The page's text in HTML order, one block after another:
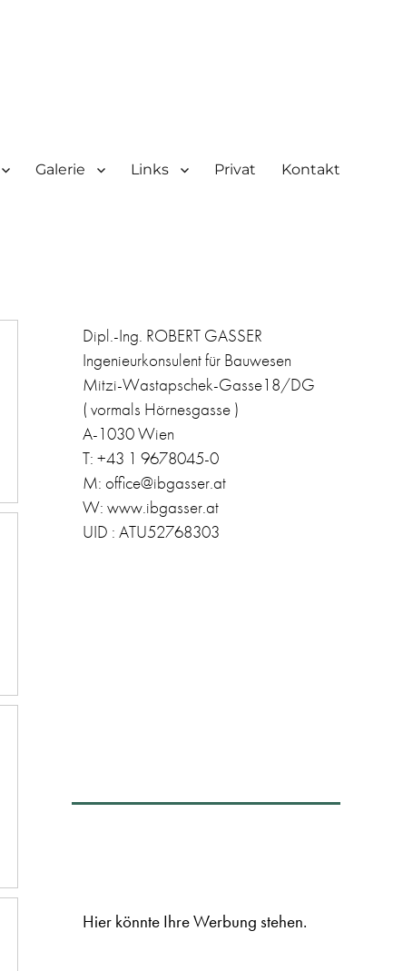
Galerie Links Privat Kontakt
Dipl.-Ing. ROBERT GASSER
Ingenieurkonsulent für Bauwesen
Mitzi-Wastapschek-Gasse18/DG
( vormals Hörnesgasse )
A-1030 Wien
T: +43 1 9678045-0
M: office@ibgasser.at
W: www.ibgasser.at
UID : ATU52768303
Hier könnte Ihre Werbung stehen.